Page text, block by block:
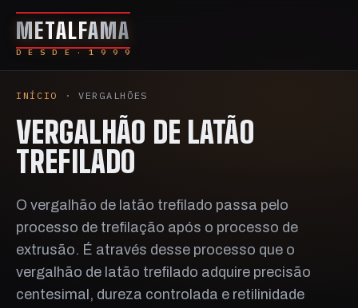
METALFAMA
D E S D E · 1 9 9 9
INÍCIO · VERGALHÕES
VERGALHÃO DE LATÃO
TREFILADO
O vergalhão de latão trefilado passa pelo
processo de trefilação após o processo de
extrusão. É através desse processo que o
vergalhão de latão trefilado adquire precisão
centesimal, dureza controlada e retilinidade